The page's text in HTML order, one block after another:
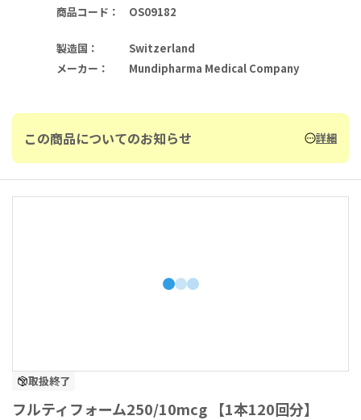
商品コード ： OS09182
製造国 ：
Switzerland
メーカー ： Mundipharma Medical Company
この商品についてのお知らせ 詳細
取扱終了
フルティフォーム250/10mcg 【1本120回分】